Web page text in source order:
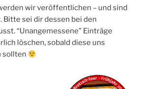
wir veröffentlichen – und sind
. Bitte sei dir dessen bei den
“Unangemessene” Einträge
löschen, sobald diese uns
sollten